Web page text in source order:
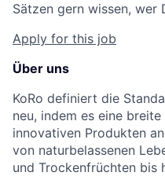
Sätzen gern wissen, wer
Apply for this job
Über uns
KoRo definiert die
neu, indem es eine
innovativen Produkten
von naturbelassenen
und Trockenfrüchten bis